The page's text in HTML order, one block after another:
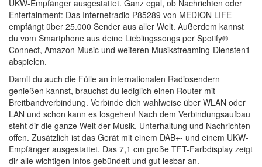
UKW-Empfänger ausgestattet. Ganz egal, ob Nachrichten oder
Entertainment: Das Internetradio P85289 von MEDION LIFE
empfängt über 25.000 Sender aus aller Welt. Außerdem kannst
du vom Smartphone aus deine Lieblingssongs per Spotify®
Connect, Amazon Music und weiteren Musikstreaming-Diensten1
abspielen.
Damit du auch die Fülle an internationalen Radiosendern
genießen kannst, brauchst du lediglich einen Router mit
Breitbandverbindung. Verbinde dich wahlweise über WLAN oder
LAN und schon kann es losgehen! Nach dem Verbindungsaufbau
steht dir die ganze Welt der Musik, Unterhaltung und Nachrichten
offen. Zusätzlich ist das Gerät mit einem DAB+- und einem UKW-
Empfänger ausgestattet. Das 7,1 cm große TFT-Farbdisplay zeigt
dir alle wichtigen Infos gebündelt und gut lesbar an.